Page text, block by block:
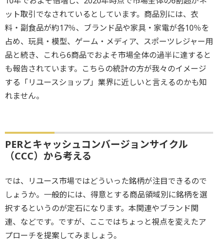
ット取引でなされているとしています。商品別には、衣
料・副食品が約17％、ブランド品や家具・家電が各10％を
占め、玩具・模型、ゲーム・メディア、スポーツレジャー用
品と続き、これら6商品でおよそ市場全体の過半に達すると
も報告されています。こちらの統計の方が我々のイメージ
する「リユースショップ」業界に近しいと言えるのかも知
れません。
PERとキャッシュコンバージョンサイクル
（CCC）から考える
では、リユース市場ではどういった銘柄が注目できるので
しょうか。一般的には、得意とする商品領域別に銘柄を選
択するというのが定石になります。本関連やブランド関
連、などです。ですが、ここではちょっと視点を変えたア
プローチを提案してみましょう。